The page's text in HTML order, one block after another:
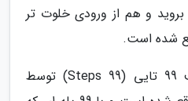
از ورودی خیابان Bathurst بروید و هم از ورودی خلوت تر
پله های نه چندان معروف 99 تایی (99 Steps) توسط